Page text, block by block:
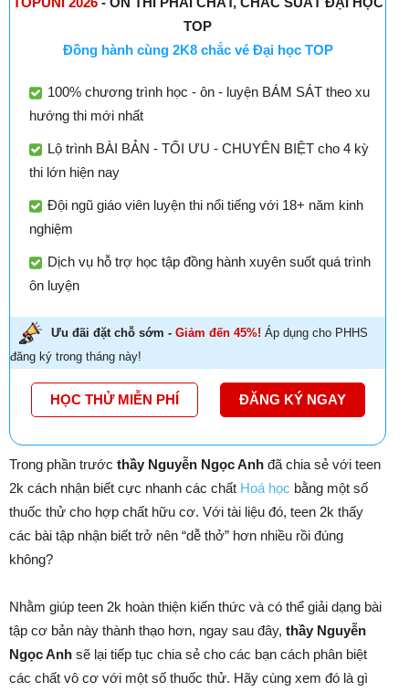
TOP
Đồng hành cùng 2K8 chắc vé Đại học TOP
100% chương trình học - ôn - luyện BÁM SÁT theo xu
hướng thi mới nhất
Lộ trình BÀI BẢN - TỐI ƯU - CHUYÊN BIỆT cho 4 kỳ
thi lớn hiện nay
Đội ngũ giáo viên luyện thi nổi tiếng với 18+ năm kinh
nghiệm
Dịch vụ hỗ trợ học tập đồng hành xuyên suốt quá trình
ôn luyện
Ưu đãi đặt chỗ sớm - Giảm đến 45%! Áp dụng cho PHHS
đăng ký trong tháng này!
HỌC THỬ MIỄN PHÍ ĐĂNG KÝ NGAY
Trong phần trước thầy Nguyễn Ngọc Anh đã chia sẻ với teen
2k cách nhận biết cực nhanh các chất Hoá học bằng một số
thuốc thử cho hợp chất hữu cơ. Với tài liệu đó, teen 2k thấy
các bài tập nhận biết trở nên “dễ thở” hơn nhiều rồi đúng
không?
Nhằm giúp teen 2k hoàn thiện kiến thức và có thể giải dạng bài
tập cơ bản này thành thạo hơn, ngay sau đây, thầy Nguyễn
Ngọc Anh sẽ lại tiếp tục chia sẻ cho các bạn cách phân biệt
các chất vô cơ với một số thuốc thử. Hãy cùng xem đó là gì